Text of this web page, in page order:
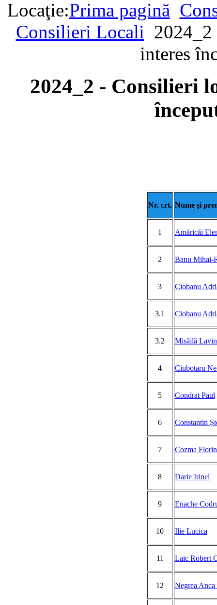
Locaţie:Prima pagină
Consilieri Locali
interes
2024_2 - Consilieri
Nr. crt. Nume şi
1 Amăricăi
2 Banu Mihai-
3 Ciobanu
3.1 Ciobanu
3.2 Misăilă
4 Ciubotaru
5 Condrat Paul
6 Constantin
7 Cozma
8 Darie Irinel
9 Enache
10 Ilie Lucica
11 Laic Robert
12 Negrea Anca